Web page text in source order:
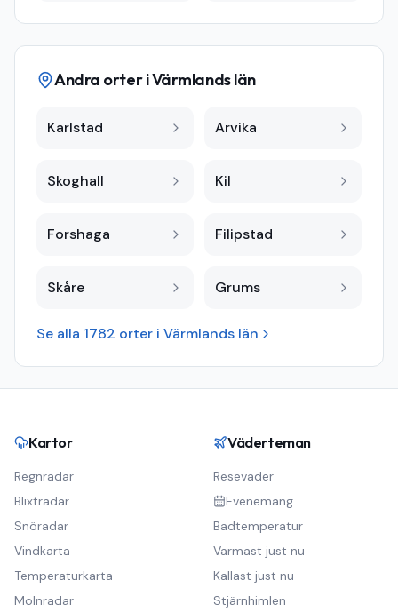
Andra orter iVärmlands län
Karlstad Arvika
Skoghall Kil
Forshaga Filipstad
Skåre Grums
Se alla 1782 orter i Värmlands län
Kartor
Regnradar
Blixtradar
Snöradar
Vindkarta
Temperaturkarta
Molnradar
Väderteman
Reseväder
Evenemang
Badtemperatur
Varmast just nu
Kallast just nu
Stjärnhimlen